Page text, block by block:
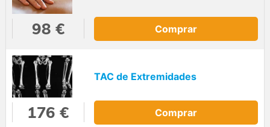
98 € Comprar
TAC de Extremidades
176 € Comprar